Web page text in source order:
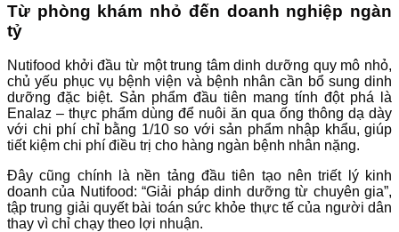
Từ phòng khám nhỏ đến doanh nghiệp ngàn
tỷ
Nutifood khởi đầu từ một trung tâm dinh dưỡng quy mô nhỏ,
chủ yếu phục vụ bệnh viện và bệnh nhân cần bổ sung dinh
dưỡng đặc biệt. Sản phẩm đầu tiên mang tính đột phá là
Enalaz – thực phẩm dùng để nuôi ăn qua ống thông dạ dày
với chi phí chỉ bằng 1/10 so với sản phẩm nhập khẩu, giúp
tiết kiệm chi phí điều trị cho hàng ngàn bệnh nhân nặng.
Đây cũng chính là nền tảng đầu tiên tạo nên triết lý kinh
doanh của Nutifood: “Giải pháp dinh dưỡng từ chuyên gia”,
tập trung giải quyết bài toán sức khỏe thực tế của người dân
thay vì chỉ chạy theo lợi nhuận.